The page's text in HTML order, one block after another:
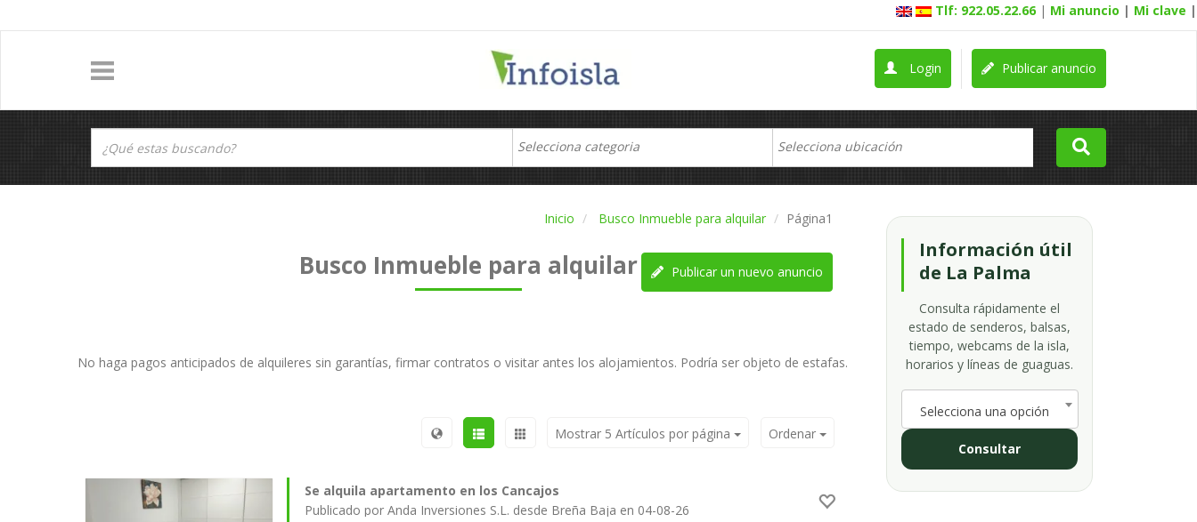
Tlf: 922.05.22.66 | Mi anuncio | Mi clave |
Publicar anuncio
Login
Inicio Busco Inmueble para alquilar Página1
Busco Inmueble para alquilar Publicar un nuevo anuncio
No haga pagos anticipados de alquileres sin garantías, firmar contratos o visitar antes los alojamientos. Podría ser objeto de estafas.
Ordenar
Mostrar 5 Artículos por página
Se alquila apartamento en los Cancajos
Publicado por Anda Inversiones S.L. desde Breña Baja en 04-08-26
Información útil
de La Palma
Consulta rápidamente el
estado de senderos, balsas,
tiempo, webcams de la isla,
horarios y líneas de guaguas.
Selecciona una opción
Consultar